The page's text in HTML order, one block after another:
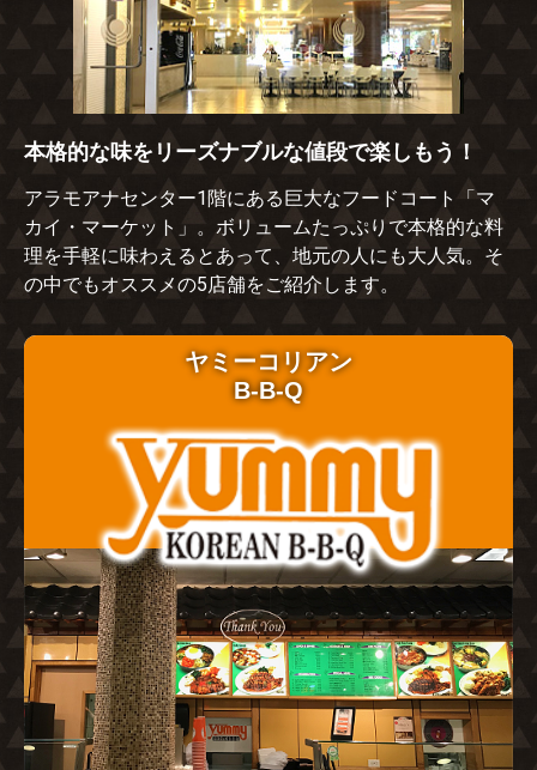
本格的な味をリーズナブルな値段で楽しもう！
アラモアナセンター1階にある巨大なフードコート「マ
カイ・マーケット」。ボリュームたっぷりで本格的な料
理を手軽に味わえるとあって、地元の人にも大人気。そ
の中でもオススメの5店舗をご紹介します。
ヤミーコリアン
B-B-Q